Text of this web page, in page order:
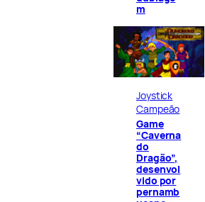
m
Joystick
Campeão
Game
“Caverna
do
Dragão”,
desenvol
vido por
pernamb